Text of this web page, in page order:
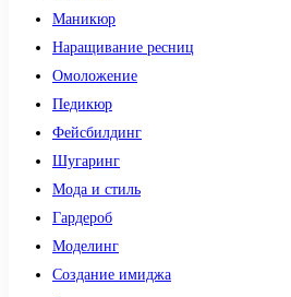
Маникюр
Наращивание ресниц
Омоложение
Педикюр
Фейсбилдинг
Шугаринг
Мода и стиль
Гардероб
Моделинг
Создание имиджа